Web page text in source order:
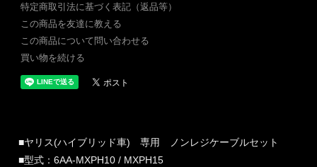
特定商取引法に基づく表記（返品等）
この商品を友達に教える
この商品について問い合わせる
買い物を続ける
■ヤリス(ハイブリッド車) 専用 ノンレジケーブルセット
■型式：6AA-MXPH10 / MXPH15